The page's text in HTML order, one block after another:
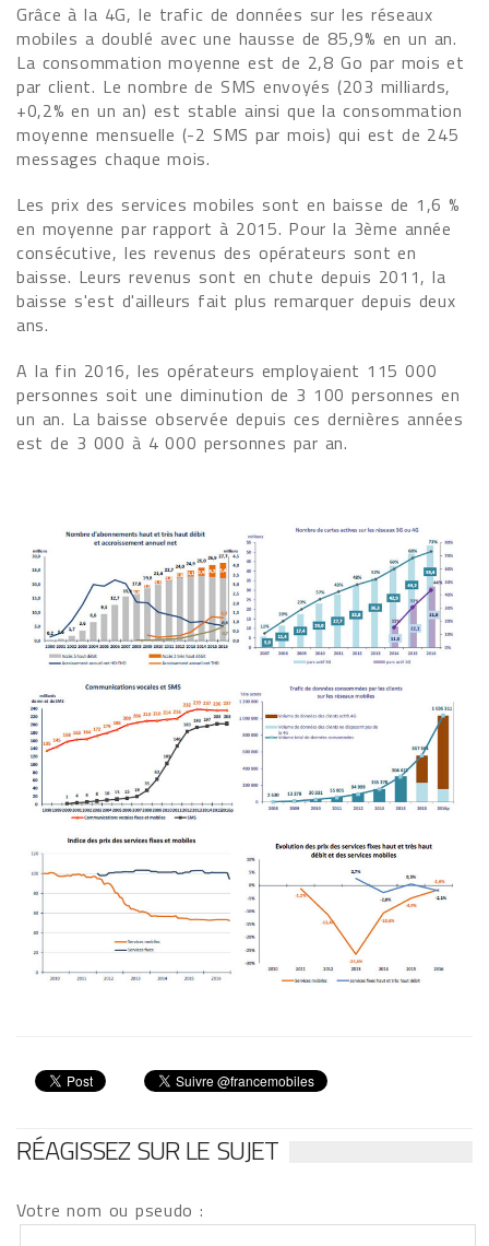
Grâce à la 4G, le trafic de données sur les réseaux
mobiles a doublé avec une hausse de 85,9% en un an.
La consommation moyenne est de 2,8 Go par mois et
par client. Le nombre de SMS envoyés (203 milliards,
+0,2% en un an) est stable ainsi que la consommation
moyenne mensuelle (-2 SMS par mois) qui est de 245
messages chaque mois.
Les prix des services mobiles sont en baisse de 1,6 %
en moyenne par rapport à 2015. Pour la 3ème année
consécutive, les revenus des opérateurs sont en
baisse. Leurs revenus sont en chute depuis 2011, la
baisse s'est d'ailleurs fait plus remarquer depuis deux
ans.
A la fin 2016, les opérateurs employaient 115 000
personnes soit une diminution de 3 100 personnes en
un an. La baisse observée depuis ces dernières années
est de 3 000 à 4 000 personnes par an.
RÉAGISSEZ SUR LE SUJET
Votre nom ou pseudo :